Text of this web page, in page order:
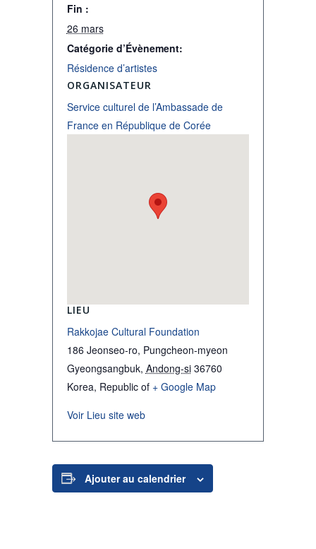
Fin :
26 mars
Catégorie d’Évènement:
Résidence d’artistes
ORGANISATEUR
Service culturel de l’Ambassade de
France en République de Corée
LIEU
Rakkojae Cultural Foundation
186 Jeonseo-ro, Pungcheon-myeon
Gyeongsangbuk, Andong-si 36760
Korea, Republic of + Google Map
Voir Lieu site web
Ajouter au calendrier